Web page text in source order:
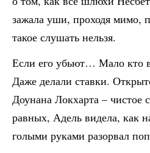
зажала уши, проходя мимо,
такое слушать нельзя.
Если его убьют… Мало кто
Даже делали ставки.
Доунана Локхарта – чистое
равных, Адель видела, как
голыми руками разорвал